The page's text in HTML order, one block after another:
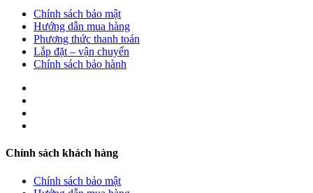
Chính sách bảo mật
Hướng dẫn mua hàng
Phương thức thanh toán
Lắp đặt – vận chuyển
Chính sách bảo hành
Chính sách khách hàng
Chính sách bảo mật